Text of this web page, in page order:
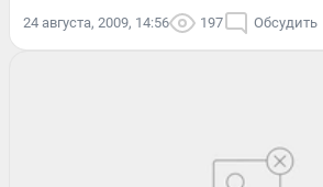
24 августа, 2009, 14:56 197 Обсудить